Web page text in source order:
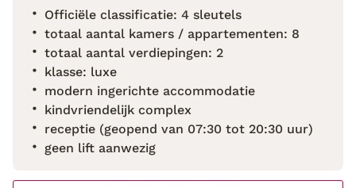
plek blijft niet bij één bezoek. De ruime bungalows
hebben een opvallende architectuur met roze tinten
die opvallen tussen de weelderige groene
achtergrond. De strakke lijnen en moderne
vormgeving geven een minimalistische uitstraling
met grote ramen die het licht mooi binnenlaten. De
ligging midden in de romantische tuin van het Dona
Beatriz do Canto park is perfect voor een heerlijke
wandeling. Deze natuurlijke omgeving is ideaal voor
wie op zoek is naar een ontspannen verblijf en voor
Officiële classificatie: 4 sleutels
totaal aantal kamers / appartementen: 8
totaal aantal verdiepingen: 2
klasse: luxe
modern ingerichte accommodatie
kindvriendelijk complex
receptie (geopend van 07:30 tot 20:30 uur)
geen lift aanwezig